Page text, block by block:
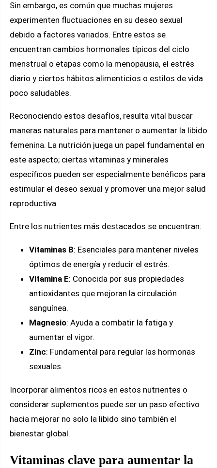
Sin embargo, es común que muchas mujeres
experimenten fluctuaciones en su deseo sexual
debido a factores variados. Entre estos se
encuentran cambios hormonales típicos del ciclo
menstrual o etapas como la menopausia, el estrés
diario y ciertos hábitos alimenticios o estilos de vida
poco saludables.
Reconociendo estos desafíos, resulta vital buscar
maneras naturales para mantener o aumentar la libido
femenina. La nutrición juega un papel fundamental en
este aspecto; ciertas vitaminas y minerales
específicos pueden ser especialmente benéficos para
estimular el deseo sexual y promover una mejor salud
reproductiva.
Entre los nutrientes más destacados se encuentran:
Vitaminas B: Esenciales para mantener niveles
óptimos de energía y reducir el estrés.
Vitamina E: Conocida por sus propiedades
antioxidantes que mejoran la circulación
sanguínea.
Magnesio: Ayuda a combatir la fatiga y
aumentar el vigor.
Zinc: Fundamental para regular las hormonas
sexuales.
Incorporar alimentos ricos en estos nutrientes o
considerar suplementos puede ser un paso efectivo
hacia mejorar no solo la libido sino también el
bienestar global.
Vitaminas clave para aumentar la